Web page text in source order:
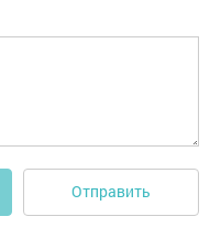
Отправить